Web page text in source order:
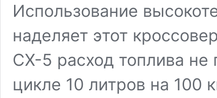
Использование
наделяет этот
СХ-5 расход топлива
цикле 10 литров на 100